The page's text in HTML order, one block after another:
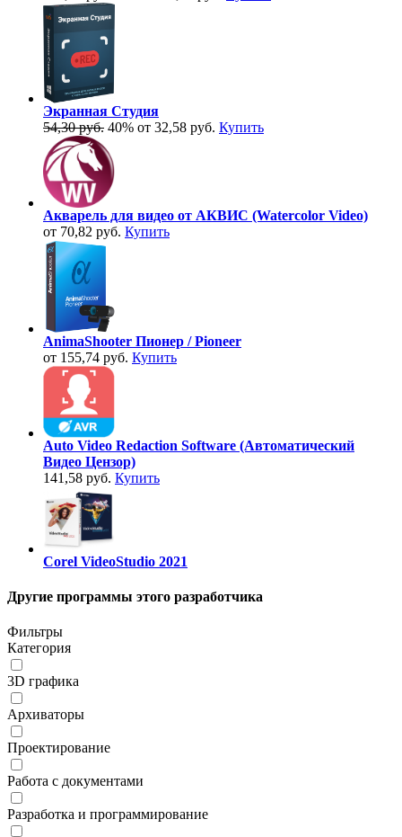
Экранная Студия
54,30 руб. 40% от 32,58 руб. Купить
Акварель для видео от АКВИС (Watercolor Video)
от 70,82 руб. Купить
AnimaShooter Пионер / Pioneer
от 155,74 руб. Купить
Auto Video Redaction Software (Автоматический
Видео Цензор)
141,58 руб. Купить
Corel VideoStudio 2021
Другие программы этого разработчика
Фильтры
Категория
3D графика
Архиваторы
Проектирование
Работа с документами
Разработка и программирование